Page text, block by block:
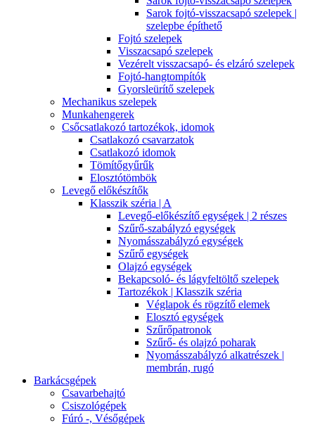
Sarok fojtó-visszacsapó szelepek |
szelepbe építhető
Fojtó szelepek
Visszacsapó szelepek
Vezérelt visszacsapó- és elzáró szelepek
Fojtó-hangtompítók
Gyorsleürítő szelepek
Mechanikus szelepek
Munkahengerek
Csőcsatlakozó tartozékok, idomok
Csatlakozó csavarzatok
Csatlakozó idomok
Tömítőgyűrűk
Elosztótömbök
Levegő előkészítők
Klasszik széria | A
Levegő-előkészítő egységek | 2 részes
Szűrő-szabályzó egységek
Nyomásszabályzó egységek
Szűrő egységek
Olajzó egységek
Bekapcsoló- és lágyfeltöltő szelepek
Tartozékok | Klasszik széria
Véglapok és rögzítő elemek
Elosztó egységek
Szűrőpatronok
Szűrő- és olajzó poharak
Nyomásszabályzó alkatrészek |
membrán, rugó
Barkácsgépek
Csavarbehajtó
Csiszológépek
Fúró -, Vésőgépek